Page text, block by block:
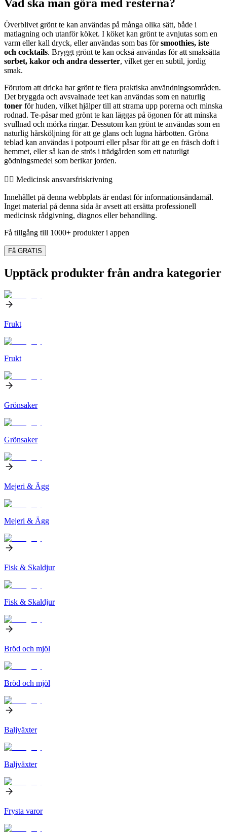
Vad ska man göra med resterna?
Överblivet grönt te kan användas på många olika sätt, både i
matlagning och utanför köket. I köket kan grönt te avnjutas som en
varm eller kall dryck, eller användas som bas försmoothies, iste
och cocktails. Bryggt grönt te kan också användas för att smaksätta
sorbet, kakor och andra desserter, vilket ger en subtil, jordig
smak.
Förutom att dricka har grönt te flera praktiska användningsområden.
Det bryggda och avsvalnade teet kan användas som en naturlig
toner för huden, vilket hjälper till att strama upp porerna och minska
rodnad. Te-påsar med grönt te kan läggas på ögonen för att minska
svullnad och mörka ringar. Dessutom kan grönt te användas som en
naturlig hårsköljning för att ge glans och lugna hårbotten. Gröna
teblad kan användas i potpourri eller påsar för att ge en fräsch doft i
hemmet, eller så kan de strös i trädgården som ett naturligt
gödningsmedel som berikar jorden.
👨‍⚕️️ Medicinsk ansvarsfriskrivning
Innehållet på denna webbplats är endast för informationsändamål.
Inget material på denna sida är avsett att ersätta professionell
medicinsk rådgivning, diagnos eller behandling.
Få tillgång till 1000+ produkter i appen
Få GRATIS
Upptäck produkter från andra kategorier
Frukt
Frukt
Grönsaker
Grönsaker
Mejeri & Ägg
Mejeri & Ägg
Fisk & Skaldjur
Fisk & Skaldjur
Bröd och mjöl
Bröd och mjöl
Baljväxter
Baljväxter
Frysta varor